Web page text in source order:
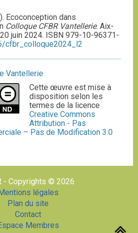
Ecoconception dans
Colloque CFBR Vantellerie. Aix-
juin 2024. ISBN 979-10-96371-
cfbr_colloque2024_l2
Vantellerie
Cette œuvre est mise à
disposition selon les
termes de la licence
Creative Commons
Attribution - Pas
– Pas de Modification 3.0
- Copyrights © 2026
Mentions légales
Plan du site
Contact
Membres